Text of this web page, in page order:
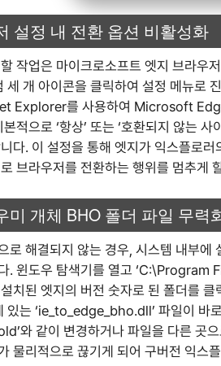
설정 내 전환 옵션 비활성화
작업은 마이크로소프트 엣지 브라우
세 개 아이콘을 클릭하여 설정 메뉴로
Explorer를 사용하여 Microsoft
적으로 ‘항상’ 또는 ‘호환되지 않는
다. 이 설정을 통해 엣지가 익스플로
브라우저를 전환하는 행위를 멈추게
미 개체 BHO 폴더 파일 무력
로 해결되지 않는 경우, 시스템 내부
. 윈도우 탐색기를 열고
치된 엣지의 버전 숫자로 된 폴더를 클
있는 ‘ie_to_edge_bho.dll’ 파일이 바
와 같이 변경하거나 파일을 다른 곳
물리적으로 끊기게 되어 구버전 익스